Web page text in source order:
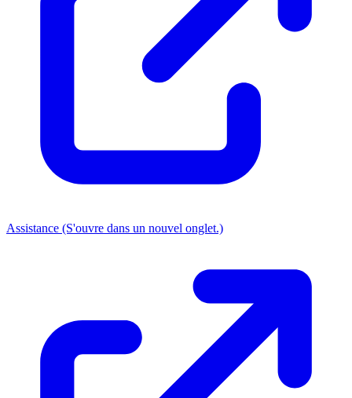
Assistance (S'ouvre dans un nouvel onglet.)